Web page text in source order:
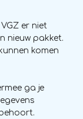
er niet
nieuw pakket.
komen
ga je